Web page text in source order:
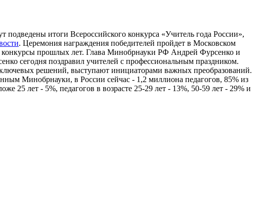
итоги Всероссийского конкурса «Учитель года России»,
. Церемония награждения победителей пройдет в Московском
конкурсы прошлых лет. Глава Минобрнауки РФ Андрей Фурсенко и
сегодня поздравил учителей с профессиональным праздником.
решений, выступают инициаторами важных преобразований.
Минобрнауки, в России сейчас - 1,2 миллиона педагогов, 85% из
25 лет - 5%, педагогов в возрасте 25-29 лет - 13%, 50-59 лет - 29% и